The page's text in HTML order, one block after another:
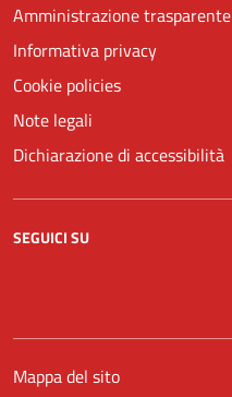
Amministrazione trasparente
Informativa privacy
Cookie policies
Note legali
Dichiarazione di accessibilità
SEGUICI SU
Mappa del sito